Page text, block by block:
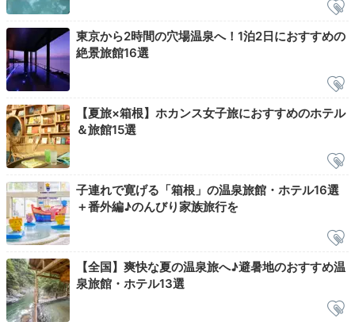
朝食は種類豊富でお腹いっぱい食べられました。北海道産の黒納豆
や、さくさくしたクロワッサンが印象的
かったです。
Check-out
10:00
芦ノ湖の景色を焼き付け
チェックアウト
東京から2時間の穴場温泉へ！1泊2日におすすめの
絶景旅館16選
【夏旅×箱根】ホカンス女子旅におすすめのホテル
＆旅館15選
子連れで寛げる「箱根」の温泉旅館・ホテル16選
＋番外編♪のんびり家族旅行を
【全国】爽快な夏の温泉旅へ♪避暑地のおすすめ温
泉旅館・ホテル13選